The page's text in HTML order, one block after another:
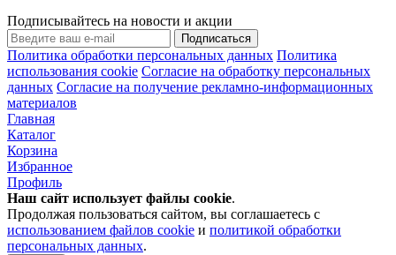
Подписывайтесь на новости и акции
Подписаться
Политика обработки персональных данных Политика
использования cookie Согласие на обработку персональных
данных Согласие на получение рекламно-информационных
материалов
Главная
Каталог
Корзина
Избранное
Профиль
Наш сайт использует файлы cookie.
Продолжая пользоваться сайтом, вы соглашаетесь с
использованием файлов cookie и политикой обработки
персональных данных.